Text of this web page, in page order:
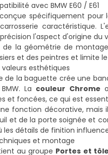
avec BMW E60 / E61
spécifiquement pour
caractéristique.
l'aspect d'origine
de la géométrie de
et des peintres et limite
esthétiques
de la baguette crée une
La couleur Chrome
et foncées, ce qui est
fonction décorative,
et de la porte soignée et
détails de finition
et montage
au groupe Portes et